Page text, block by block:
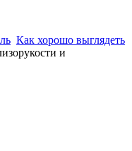
Как хорошо выглядеть
и